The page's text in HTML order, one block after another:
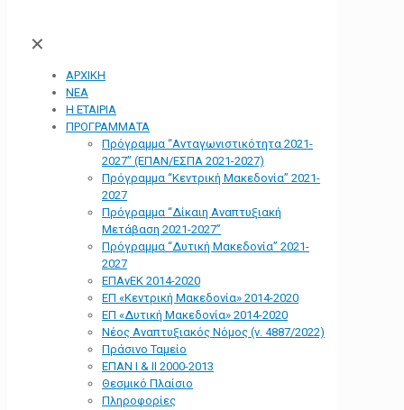
✕
ΑΡΧΙΚΗ
ΝΕΑ
Η ΕΤΑΙΡΙΑ
ΠΡΟΓΡΑΜΜΑΤΑ
Πρόγραμμα “Ανταγωνιστικότητα 2021-
2027” (ΕΠΑΝ/ΕΣΠΑ 2021-2027)
Πρόγραμμα “Κεντρική Μακεδονία” 2021-
2027
Πρόγραμμα “Δίκαιη Αναπτυξιακή
Μετάβαση 2021-2027”
Πρόγραμμα “Δυτική Μακεδονία” 2021-
2027
ΕΠΑνΕΚ 2014-2020
ΕΠ «Kεντρική Μακεδονία» 2014-2020
ΕΠ «Δυτική Μακεδονία» 2014-2020
Νέος Αναπτυξιακός Νόμος (ν. 4887/2022)
Πράσινο Ταμείο
ΕΠΑΝ Ι & ΙΙ 2000-2013
Θεσμικό Πλαίσιο
Πληροφορίες